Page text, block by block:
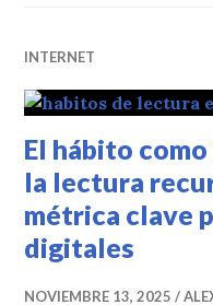
INTERNET
El hábito
la lectura
métrica clave
digitales
NOVIEMBRE 13, 2025